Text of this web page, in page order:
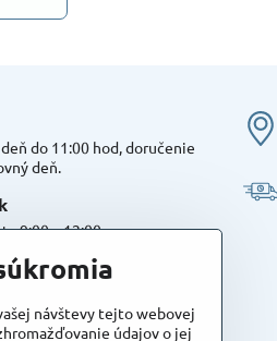
do 11:00 hod, doručenie
deň.
9:00 – 12:00
doplniť objednávku alebo
poradenstvo
návštevy tejto webovej
údajov o jej